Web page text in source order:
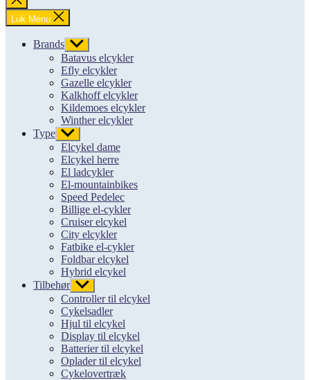
søgning
Luk Menu
Brands Vis
undermenu
Batavus elcykler
Efly elcykler
Gazelle elcykler
Kalkhoff elcykler
Kildemoes elcykler
Winther elcykler
Type Vis
undermenu
Elcykel dame
Elcykel herre
El ladcykler
El-mountainbikes
Speed Pedelec
Billige el-cykler
Cruiser elcykel
City elcykler
Fatbike el-cykler
Foldbar elcykel
Hybrid elcykel
Tilbehør Vis
undermenu
Controller til elcykel
Cykelsadler
Hjul til elcykel
Display til elcykel
Batterier til elcykel
Oplader til elcykel
Cykelovertræk